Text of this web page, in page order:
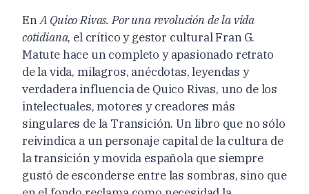
EnA Quico Rivas. Por una revolución de la vida
cotidiana, el crítico y gestor cultural Fran G.
Matute hace un completo y apasionado retrato
de la vida, milagros, anécdotas, leyendas y
verdadera influencia de Quico Rivas, uno de los
intelectuales, motores y creadores más
singulares de la Transición. Un libro que no sólo
reivindica a un personaje capital de la cultura de
la transición y movida española que siempre
gustó de esconderse entre las sombras, sino que